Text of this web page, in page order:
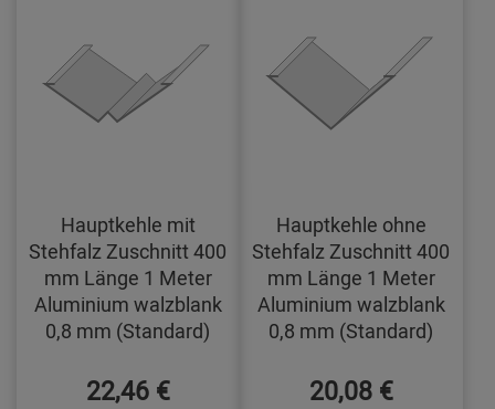
Hauptkehle mit
Stehfalz Zuschnitt 400
mm Länge 1 Meter
Aluminium walzblank
0,8 mm (Standard)
22,46 €
Hauptkehle ohne
Stehfalz Zuschnitt 400
mm Länge 1 Meter
Aluminium walzblank
0,8 mm (Standard)
20,08 €